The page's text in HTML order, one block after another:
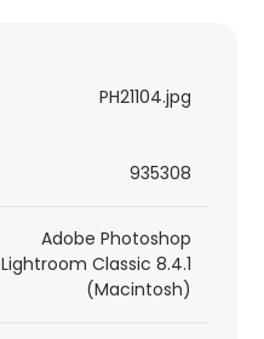
PH21104.jpg
935308
Adobe Photoshop
Lightroom Classic 8.4.1
(Macintosh)